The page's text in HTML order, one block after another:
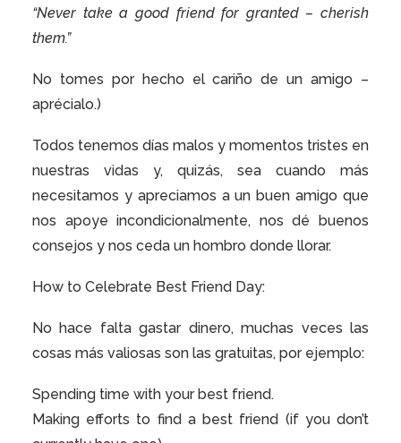
“Never take a good friend for granted – cherish
them.”
No tomes por hecho el cariño de un amigo –
aprécialo.)
Todos tenemos días malos y momentos tristes en
nuestras vidas y, quizás, sea cuando más
necesitamos y apreciamos a un buen amigo que
nos apoye incondicionalmente, nos dé buenos
consejos y nos ceda un hombro donde llorar.
How to Celebrate Best Friend Day:
No hace falta gastar dinero, muchas veces las
cosas más valiosas son las gratuitas, por ejemplo:
Spending time with your best friend.
Making efforts to find a best friend (if you don’t